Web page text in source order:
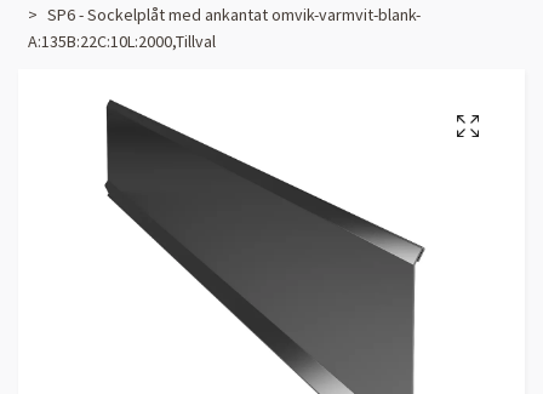
SP6 - Sockelplåt med ankantat omvik-varmvit-blank-
A:135B:22C:10L:2000,Tillval